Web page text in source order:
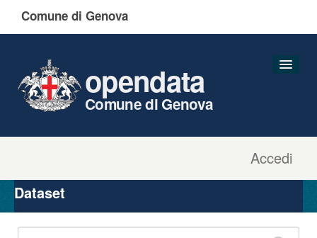
Comune di Genova
Accedi
opendata
Comune di Genova
Organizzazioni
Gruppi
Dataset